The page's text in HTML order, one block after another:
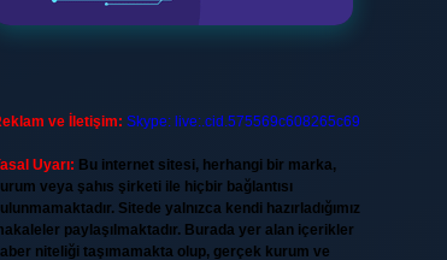
ve İletişim: Skype: live:.cid.575569c608265c69
Uyarı: Bu internet sitesi, herhangi bir marka,
veya şahıs şirketi ile hiçbir bağlantısı
Sitede yalnızca kendi hazırladığımız
paylaşılmaktadır. Burada yer alan içerikler
niteliği taşımamakta olup, gerçek kurum ve